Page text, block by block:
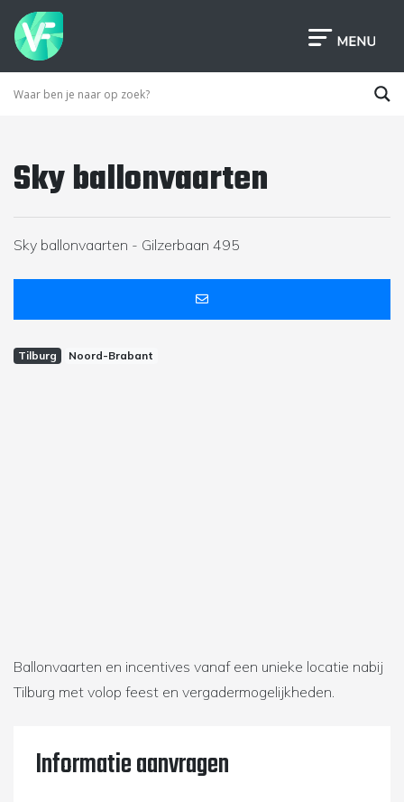
Sky ballonvaarten
Sky ballonvaarten - Gilzerbaan 495
Tilburg Noord-Brabant
Ballonvaarten en incentives vanaf een unieke locatie nabij
Tilburg met volop feest en vergadermogelijkheden.
Informatie aanvragen